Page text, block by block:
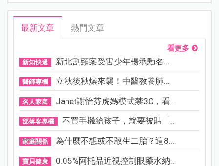
最新文章 熱門文章
看更多
新知快遞 新北割頸案受害少年楊承勳名...
醫師專欄 立秋後秋燥來襲！中醫教養肺...
名人家庭 Janet謝怡芬虎媽模式禁3C，看...
部落客專欄 不買手機給孩子，就要被貼「...
家庭關係 為什麼不想或不敢生二胎？這8...
寶貝健康 0.05%阿托品近視控制眼藥水納...